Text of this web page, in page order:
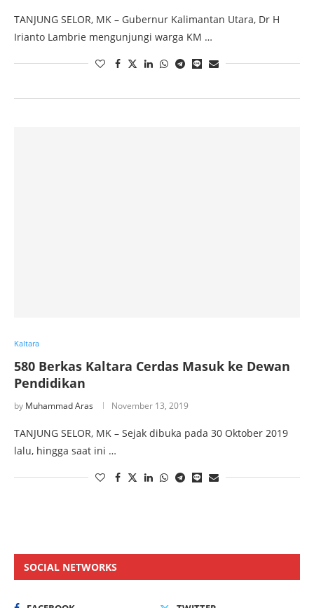
TANJUNG SELOR, MK – Gubernur Kalimantan Utara, Dr H
Irianto Lambrie mengunjungi warga KM …
Kaltara
580 Berkas Kaltara Cerdas Masuk ke Dewan
Pendidikan
by Muhammad Aras November 13, 2019
TANJUNG SELOR, MK – Sejak dibuka pada 30 Oktober 2019
lalu, hingga saat ini …
SOCIAL NETWORKS